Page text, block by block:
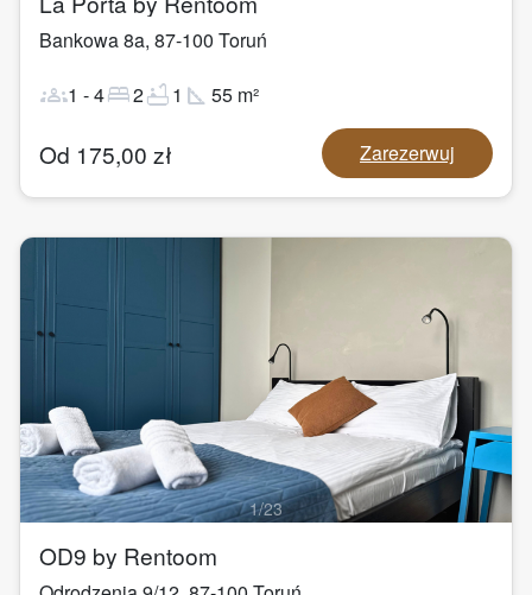
Bankowa 8a, 87-100 Toruń
groups1 -4bed2bathtub1 square_foot 55 m²
Od 175,00 zł Zarezerwuj
1/23
OD9 by Rentoom